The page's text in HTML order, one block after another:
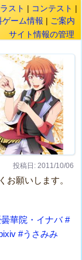
スト | コンテスト |
ゲーム情報 | ご案内
サイト情報の管理
投稿日: 2011/10/06
お願いします。
華院・イナバ #
#うさみみ